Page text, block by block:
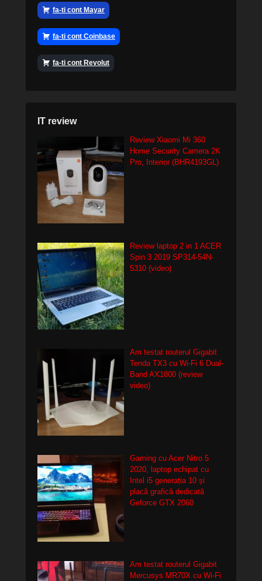
fa-ti cont Mayar
fa-ti cont Coinbase
fa-ti cont Revolut
IT review
Review Xiaomi Mi 360
Home Security Camera 2K
Pro, Interior (BHR4193GL)
Review laptop 2 in 1 ACER
Spin 3 2019 SP314-54N-
5310 (video)
Am testat routerul Gigabit
Tenda TX3 cu Wi-Fi 6 Dual-
Band AX1800 (review
video)
Gaming cu Acer Nitro 5
2020, laptop echipat cu
Intel i5 generația 10 și
placă grafică dedicată
Geforce GTX 2060
Am testat routerul Gigabit
Mercusys MR70X cu Wi-Fi